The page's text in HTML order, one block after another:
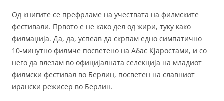
Од книгите се префрламе на учествата на филмските
фестивали. Првото е не како дел од жири, туку како
филмаџија. Да, да, успеав да скрпам едно симпатично
10-минутно филмче посветено на Абас Кјаростами, и со
него да влезам во официјалната селекција на младиот
филмски фестивал во Берлин, посветен на славниот
ирански режисер во Берлин.